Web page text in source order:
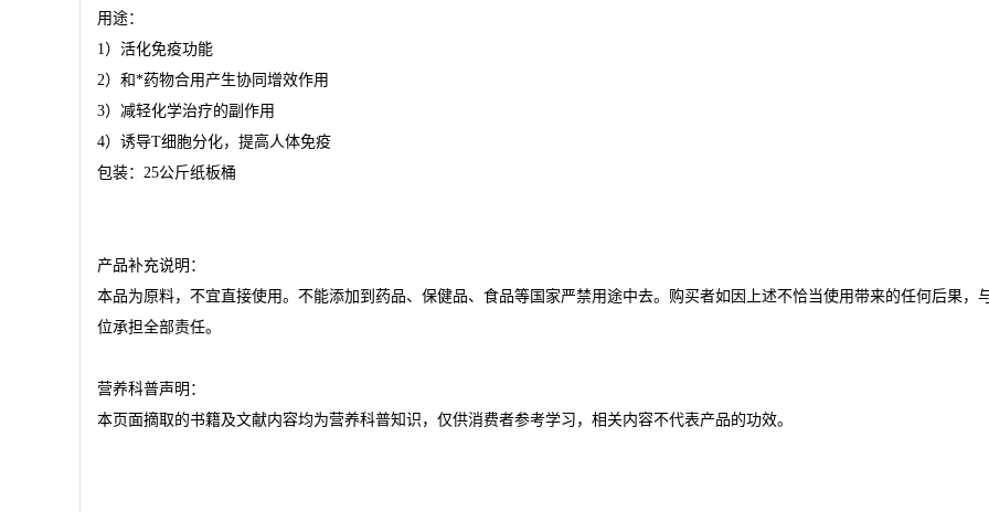
用途：
1）活化免疫功能
2）和*药物合用产生协同增效作用
3）减轻化学治疗的副作用
4）诱导T细胞分化，提高人体免疫
包装： 25公斤纸板桶
产品补充说明：
本品为原料，不宜直接使用。不能添加到药品、保健品、食品等国家严禁用途中去。购买者如因上述不恰当使用带来的任何后果
位承担全部责任。
营养科普声明：
本页面摘取的书籍及文献内容均为营养科普知识，仅供消费者参考学习，相关内容不代表产品的功效。